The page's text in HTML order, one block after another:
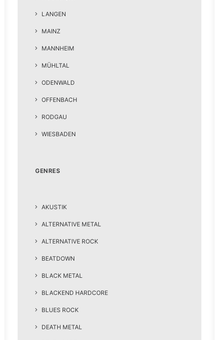
LANGEN
MAINZ
MANNHEIM
MÜHLTAL
ODENWALD
OFFENBACH
RODGAU
WIESBADEN
GENRES
AKUSTIK
ALTERNATIVE METAL
ALTERNATIVE ROCK
BEATDOWN
BLACK METAL
BLACKEND HARDCORE
BLUES ROCK
DEATH METAL